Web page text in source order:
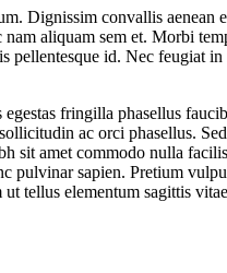
Dignissim convallis
aliquam sem et. Morbi
pellentesque id. Nec feugiat
fringilla phasellus
ac orci phasellus.
sit amet commodo nulla
sapien. Pretium
tellus elementum sagittis